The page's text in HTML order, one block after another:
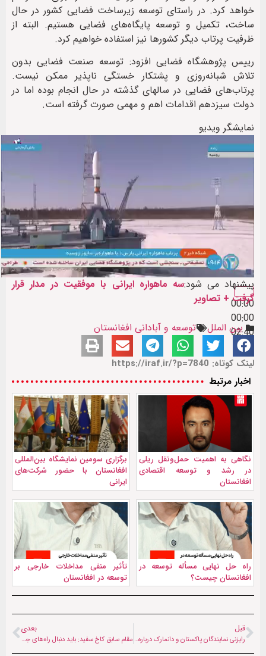
خواهد کرد. در راستای توسعه زیرساخت فضایی کشور در حال
ساخت، تکمیل و توسعه پایگاه‌های فضایی هستیم. البته از
ظرفیت پرتاب دیگر کشورها نیز استفاده خواهیم کرد.
رییس پژوهشگاه فضایی افزود: توسعه صنعت فضایی بدون
تلاش شبانه‌روزی و پشتکار خستگی ناپذیر ممکن نیست.
پرتاب‌های فضایی در سالهای گذشته در حال انجام بوده اما در
دولت سیزدهم اقدامات اهم و مهمی صورت گرفته است.
نمایشگر ویدیو
00:00
00:00
02:40
پیشنهاد می شود:سه ماهواره ایرانی با موفقیت در مدار قرار
گرفت + تصاویر
بین الملل
توسعه و آبادانی افغانستان
لینک کوتاه: https://iraf.ir/?p=7840
اخبار مرتبط
نگاهی به اهمیت حمل‌ونقل ریلی
در رشد و توسعه اقتصادی
افغانستان
برگزاری سومین نمایشگاه بین‌المللی
افغانستان با حضور شرکت‌های
ایرانی
راه حل نهایی مسأله توسعه در
افغانستان چیست؟
تأثیر منفی مداخلات خارجی بر
توسعه در افغانستان
قبل
رایزنی نمایندگان پاکستان و دانمارک درباره مشکلات مهاجرین افغان
بعدی
مقام سابق کاخ سفید: باید دنبال راه‌های جدید برای تعامل با حکومت سرپرست افغانستان بود